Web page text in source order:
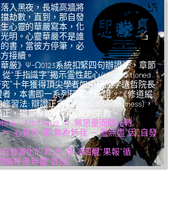
入黑夜，長城高牆將
劫數，直到，那自發
心靈的華嚴寫本，化
明。心靈華嚴不是誰
書，當彼方停筆，必
接續。
華厳》Ψ-Ω0123系統扣緊四句辦證法，章節
“手指識字”揭示霊性起心(Unconditioned
究”十年獲得頂尖學者如中研院李遠哲院長
，本書即一系列研究之所證。《修道縱
習法: 辯證正念(Dialectical Mindfulness)，
，揚棄導致核心腐敗的宗教。
– Amitāyus ＝ 無思量而臨光轉
心覺於“果”,無為無我 ─ 靈無盡“因”,自發
發演化的氣,光,我,凈四層“果報”循
象呼應無盡“善因”